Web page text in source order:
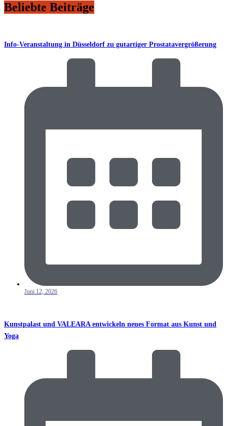
Beliebte Beiträge
Info-Veranstaltung in Düsseldorf zu gutartiger Prostatavergrößerung
Juni 12, 2026
Kunstpalast und VALEARA entwickeln neues Format aus Kunst und
Yoga